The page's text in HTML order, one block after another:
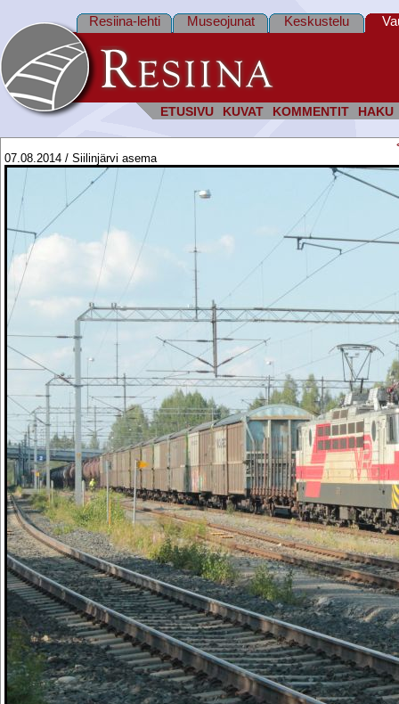
ETUSIVU KUVAT KOMMENTIT HAKU
Resiina-lehti Museojunat Keskustelu
07.08.2014 / Siilinjärvi asema